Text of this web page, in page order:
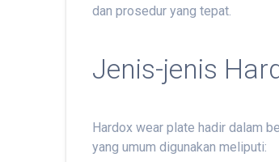
dan prosedur yang tepat.
Jenis-jenis
Hardox wear plate hadir dalam
yang umum digunakan meliputi: